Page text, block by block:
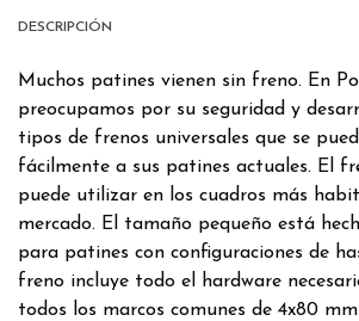
DESCRIPCIÓN
Muchos patines vienen sin freno. En
preocupamos por su seguridad y
tipos de frenos universales que se
fácilmente a sus patines actuales. El
puede utilizar en los cuadros más
mercado. El tamaño pequeño está
para patines con configuraciones de
freno incluye todo el hardware
todos los marcos comunes de 4x80